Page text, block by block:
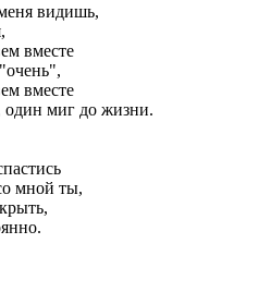
видишь,
вместе
вместе
один миг до жизни.
мной ты,